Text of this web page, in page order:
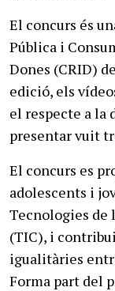
El concurs és
Pública i
Dones (CRID)
edició, els
el respecte a la
presentar vuit
El concurs es
adolescents i
Tecnologies de
(TIC), i
igualitàries
Forma part del